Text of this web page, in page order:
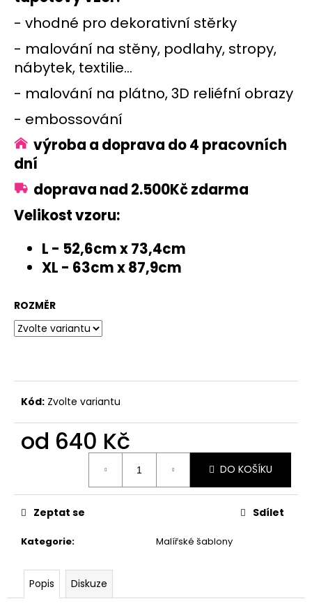
- vhodné pro dekorativní stěrky
- malování na stěny, podlahy, stropy,
nábytek, textilie...
- malování na plátno, 3D reliéfní obrazy
- embossování
výroba a doprava do 4 pracovních
dní
doprava nad 2.500Kč zdarma
Velikost vzoru:
L - 52,6cm x 73,4cm
XL - 63cm x 87,9cm
ROZMĚR
Kód: Zvolte variantu
od 640 Kč
DO KOŠÍKU
Kategorie: Malířské šablony
Zeptat se Sdílet
Popis Diskuze
u
e
m
e
S123
VLOČKY
230
Kč